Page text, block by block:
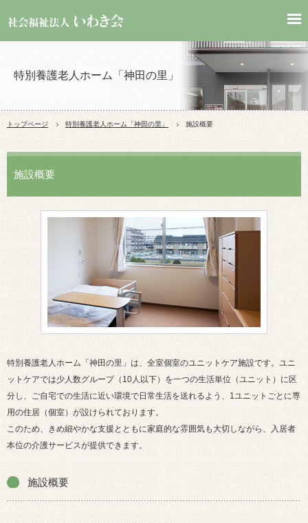
特別養護老人ホーム「神田の里」
トップページ 特別養護老人ホーム「神田の里 」 施設概要
施設概要
特別養護老人ホーム「神田の里」は、全室個室のユニットケア施設です。ユニ
ットケアでは少人数グループ（10人以下）を一つの生活単位（ユニット）に区
分し、ご自宅での生活に近い環境で日常生活を送れるよう、1ユニットごとに専
用の住居（個室）が設けられております。
このため、きめ細やかな支援とともに家庭的な雰囲気も大切しながら、入居者
本位の介護サービスが提供できます。
施設概要